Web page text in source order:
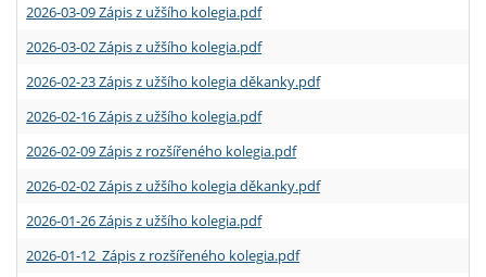
2026-03-09 Zápis z užšího kolegia.pdf
2026-03-02 Zápis z užšího kolegia.pdf
2026-02-23 Zápis z užšího kolegia děkanky.pdf
2026-02-16 Zápis z užšího kolegia.pdf
2026-02-09 Zápis z rozšířeného kolegia.pdf
2026-02-02 Zápis z užšího kolegia děkanky.pdf
2026-01-26 Zápis z užšího kolegia.pdf
2026-01-12 Zápis z rozšířeného kolegia.pdf